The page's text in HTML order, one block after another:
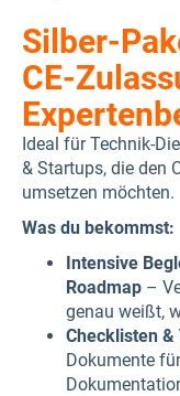
Silber-
CE-
Ideal für Technik-
& Startups, die den
umsetzen möchten.
Was du bekommst:
Intensive
Roadmap –
genau weißt,
Checklisten &
Dokumente